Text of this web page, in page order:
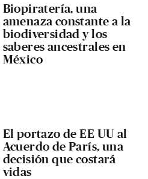
Biopiratería, una
amenaza constante a la
biodiversidad y los
saberes ancestrales en
México
El portazo de EE UU al
Acuerdo de París, una
decisión que costará
vidas